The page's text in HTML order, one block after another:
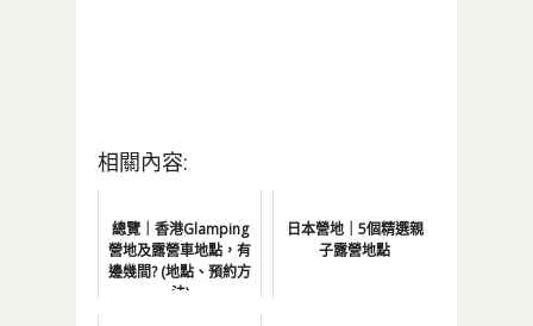
相關內容:
總覽｜香港Glamping
營地及露營車地點，有
邊幾間? (地點、預約方
法)
日本營地｜5個精選親
子露營地點